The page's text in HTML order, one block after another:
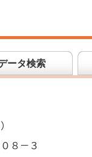
ータ検索
８－３